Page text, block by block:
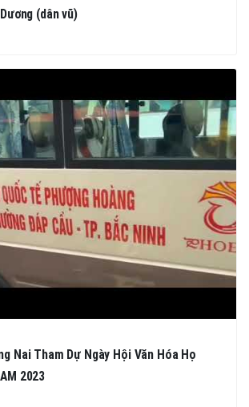
(dân vũ)
Nai Tham Dự Ngày Hội Văn Hóa Họ
2023